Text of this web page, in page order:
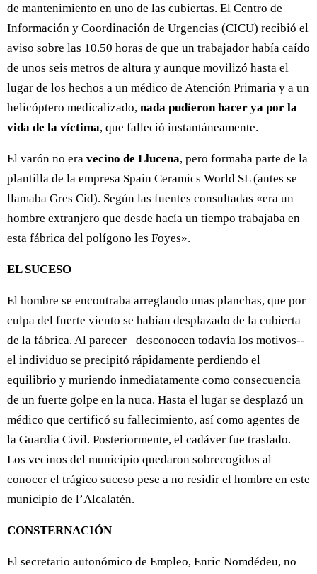
de mantenimiento en uno de las cubiertas. El Centro de
Información y Coordinación de Urgencias (CICU) recibió el
aviso sobre las 10.50 horas de que un trabajador había caído
de unos seis metros de altura y aunque movilizó hasta el
lugar de los hechos a un médico de Atención Primaria y a un
helicóptero medicalizado, nada pudieron hacer ya por la
vida de la víctima, que falleció instantáneamente.
El varón no era vecino de Llucena, pero formaba parte de la
plantilla de la empresa Spain Ceramics World SL (antes se
llamaba Gres Cid). Según las fuentes consultadas «era un
hombre extranjero que desde hacía un tiempo trabajaba en
esta fábrica del polígono les Foyes».
EL SUCESO
El hombre se encontraba arreglando unas planchas, que por
culpa del fuerte viento se habían desplazado de la cubierta
de la fábrica. Al parecer –desconocen todavía los motivos--
el individuo se precipitó rápidamente perdiendo el
equilibrio y muriendo inmediatamente como consecuencia
de un fuerte golpe en la nuca. Hasta el lugar se desplazó un
médico que certificó su fallecimiento, así como agentes de
la Guardia Civil. Posteriormente, el cadáver fue traslado.
Los vecinos del municipio quedaron sobrecogidos al
conocer el trágico suceso pese a no residir el hombre en este
municipio de l’Alcalatén.
CONSTERNACIÓN
El secretario autonómico de Empleo, Enric Nomdédeu, no